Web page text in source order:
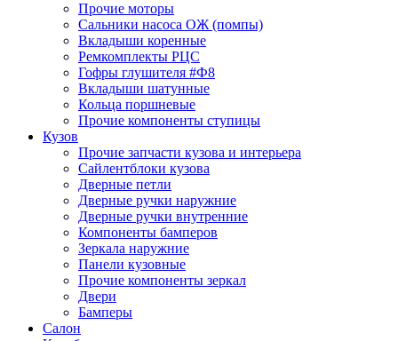
Прочие моторы
Сальники насоса ОЖ (помпы)
Вкладыши коренные
Ремкомплекты РЦС
Гофры глушителя #Ф8
Вкладыши шатунные
Кольца поршневые
Прочие компоненты ступицы
Кузов
Прочие запчасти кузова и интерьера
Сайлентблоки кузова
Дверные петли
Дверные ручки наружние
Дверные ручки внутренние
Компоненты бамперов
Зеркала наружние
Панели кузовные
Прочие компоненты зеркал
Двери
Бамперы
Салон